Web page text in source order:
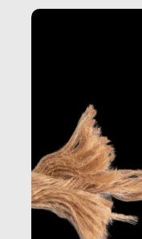
dietro gli oggetti e i